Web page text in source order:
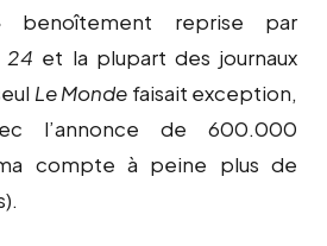
benoîtement reprise par
24 et la plupart des journaux
Le Monde faisait exception,
l’annonce de 600.000
compte à peine plus de